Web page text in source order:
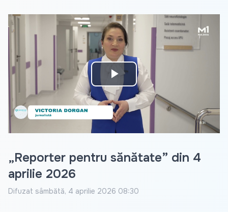
Play
Video
„Reporter pentru sănătate” din 4
aprilie 2026
Difuzat sâmbătă, 4 aprilie 2026 08:30